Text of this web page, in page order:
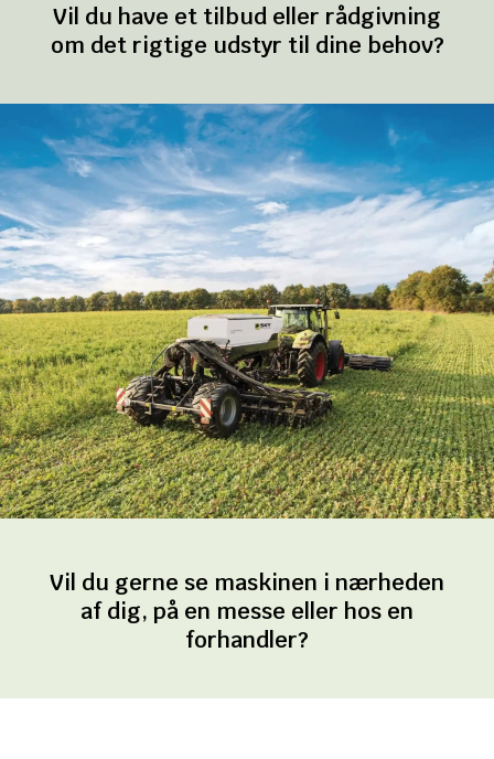
Vil du have et tilbud eller rådgivning
om det rigtige udstyr til dine behov?
Vil du gerne se maskinen i nærheden
af dig, på en messe eller hos en
forhandler?